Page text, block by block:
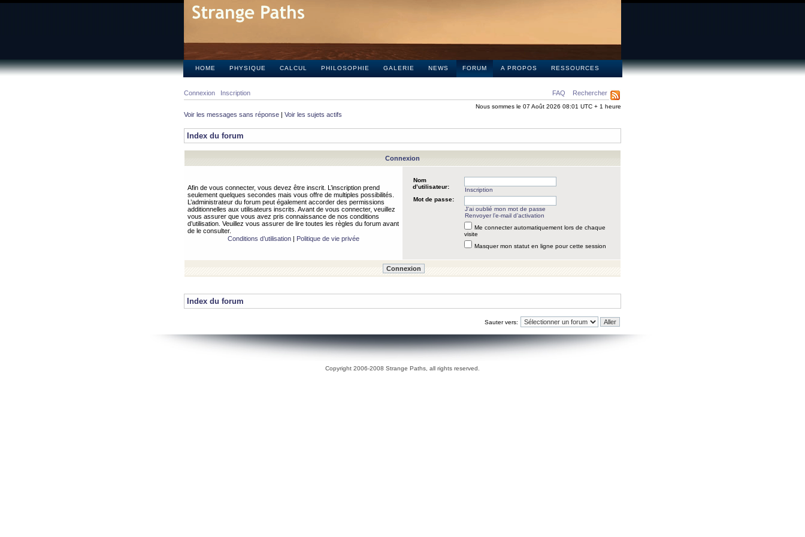
HOME PHYSIQUE CALCUL PHILOSOPHIE GALERIE NEWS FORUM A PROPOS RESSOURCES
FAQ Rechercher
Connexion Inscription
Nous sommes le 07 Août 2026 08:01 UTC + 1 heure
Voir les messages sans réponse | Voir les sujets actifs
Index du forum
Connexion
Afin de vous connecter, vous devez être inscrit. L’inscription prend
seulement quelques secondes mais vous offre de multiples possibilités.
L’administrateur du forum peut également accorder des permissions
additionnelles aux utilisateurs inscrits. Avant de vous connecter, veuillez
vous assurer que vous avez pris connaissance de nos conditions
d’utilisation. Veuillez vous assurer de lire toutes les règles du forum avant
de le consulter.
Conditions d’utilisation| Politique de vie privée
Nom
d’utilisateur:
Inscription
Mot de passe:
J’ai oublié mon mot de passe
Renvoyer l’e-mail d’activation
Me connecter automatiquement lors de chaque
visite
Masquer mon statut en ligne pour cette session
Index du forum
Sauter vers:
Copyright 2006-2008 Strange Paths, all rights reserved.